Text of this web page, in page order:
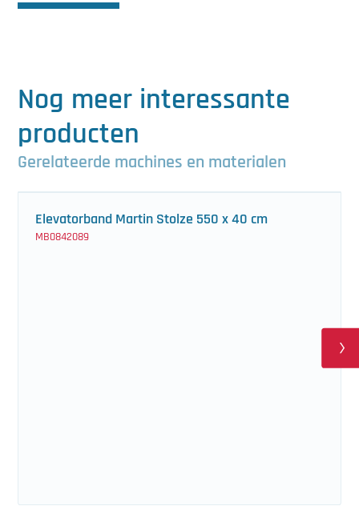
Nog meer interessante
producten
Gerelateerde machines en materialen
Elevatorband Martin Stolze 550 x 40 cm
MB0842089